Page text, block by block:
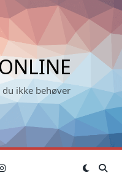
ikke behøver